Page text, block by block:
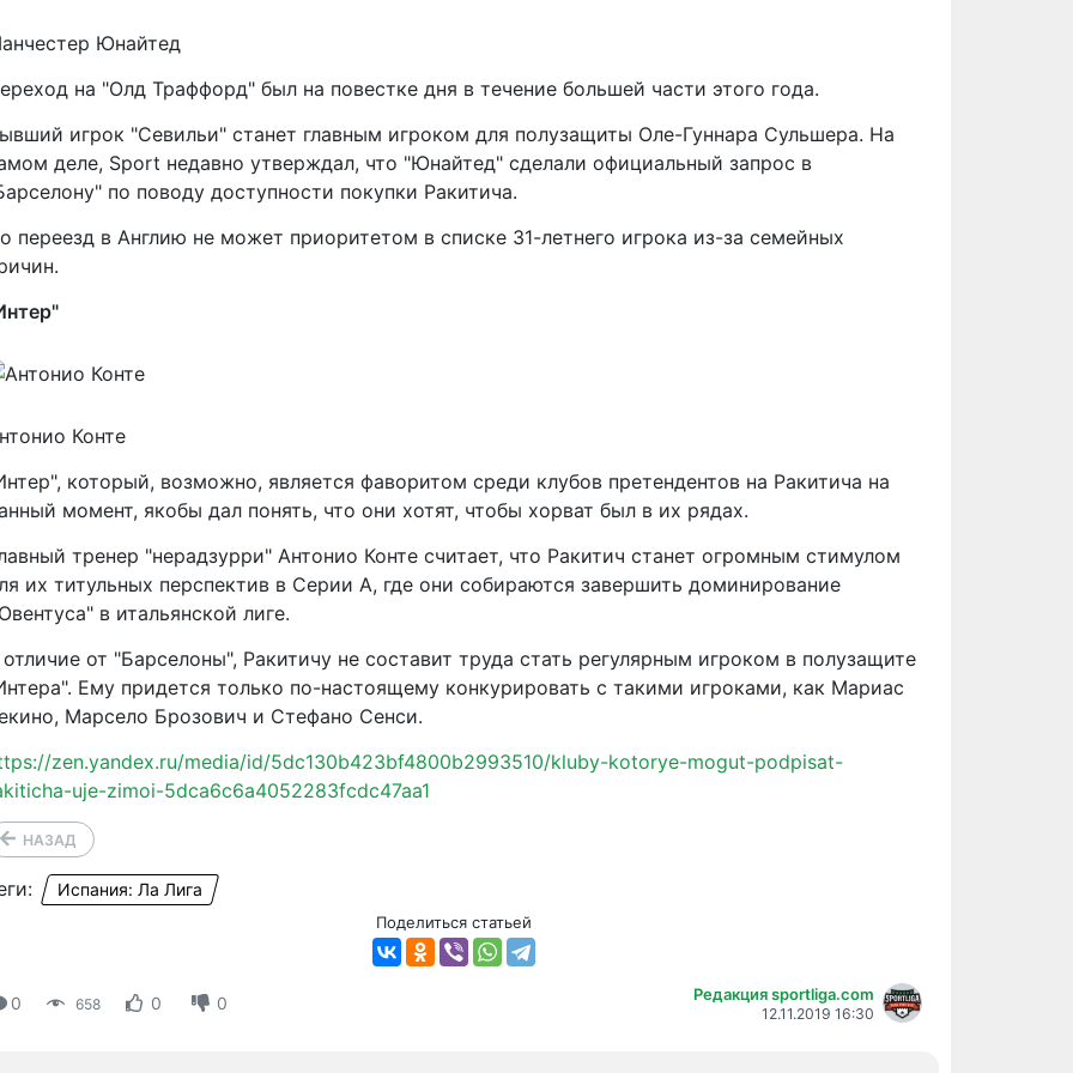
Юнайтед
на "Олд Траффорд" был на повестке дня в течение большей части этого года.
игрок "Севильи" станет главным игроком для полузащиты Оле-Гуннара Сульшера. На
деле, Sport недавно утверждал, что "Юнайтед" сделали официальный запрос в
по поводу доступности покупки Ракитича.
переезд в Англию не может приоритетом в списке 31-летнего игрока из-за семейных
Конте
который, возможно, является фаворитом среди клубов претендентов на Ракитича на
момент, якобы дал понять, что они хотят, чтобы хорват был в их рядах.
тренер "нерадзурри" Антонио Конте считает, что Ракитич станет огромным стимулом
их титульных перспектив в Серии А, где они собираются завершить доминирование
в итальянской лиге.
от "Барселоны", Ракитичу не составит труда стать регулярным игроком в полузащите
Ему придется только по-настоящему конкурировать с такими игроками, как Мариас
Марсело Брозович и Стефано Сенси.
zen.yandex.ru/media/id/5dc130b423bf4800b2993510/kluby-kotorye-mogut-podpisat-
uje-zimoi-5dca6c6a4052283fcdc47aa1
НАЗАД
Испания: Ла Лига
Поделиться статьей
0 658 0 0 Редакция sportliga.com
12.11.2019 16:30